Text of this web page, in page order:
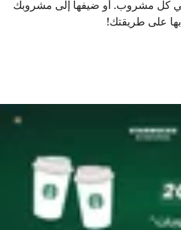
في كل مشروب. أو ضيفها إلى مشروبك
بها على طريقتك!